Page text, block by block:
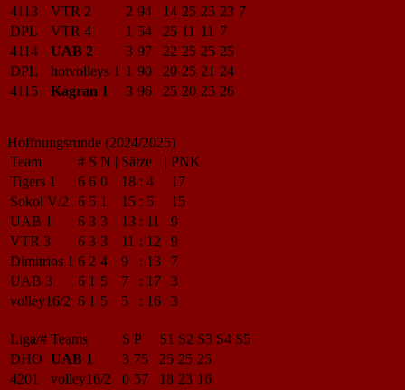
4113
VTR 2 2 94 14 25 25 23 7
DPL
VTR 4 1 54 25 11 11 7
4114
UAB 2 3 97 22 25 25 25
DPL
hotvolleys 1 1 90 20 25 21 24
4115
Kagran 1 3 96 25 20 25 26
Hoffnungsrunde (2024/2025)
Team
# S N | Sätze | PNK
Tigers 1
6 6 0 18 : 4
17
Sokol V/2
6 5 1 15 : 5
15
UAB 1
6 3 3 13 : 11
9
VTR 3
6 3 3 11 : 12
9
Dimitrios 1 6 2 4 9 : 13
7
UAB 3
6 1 5 7 : 17
3
volley16/2 6 1 5 5 : 16 3
Liga/# Teams S P S1 S2 S3 S4 S5
DHO UAB 1 3 75 25 25 25
4201
volley16/2 0 57 18 23 16